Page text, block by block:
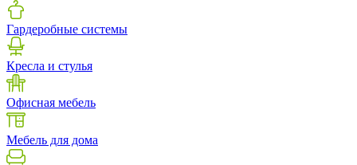
Гардеробные системы
Кресла и стулья
Офисная мебель
Мебель для дома